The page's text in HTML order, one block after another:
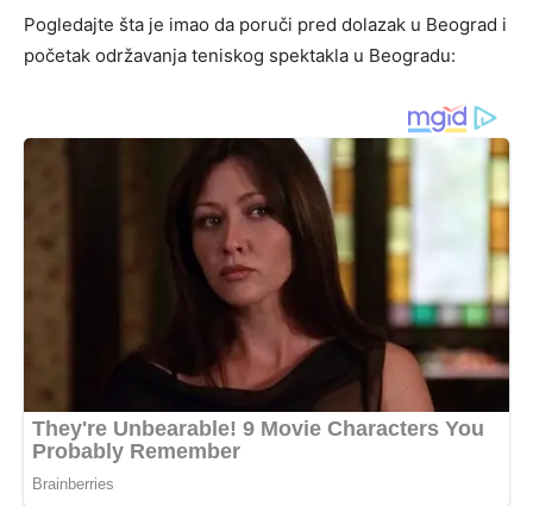
Pogledajte šta je imao da poruči pred dolazak u Beograd i
početak održavanja teniskog spektakla u Beogradu: